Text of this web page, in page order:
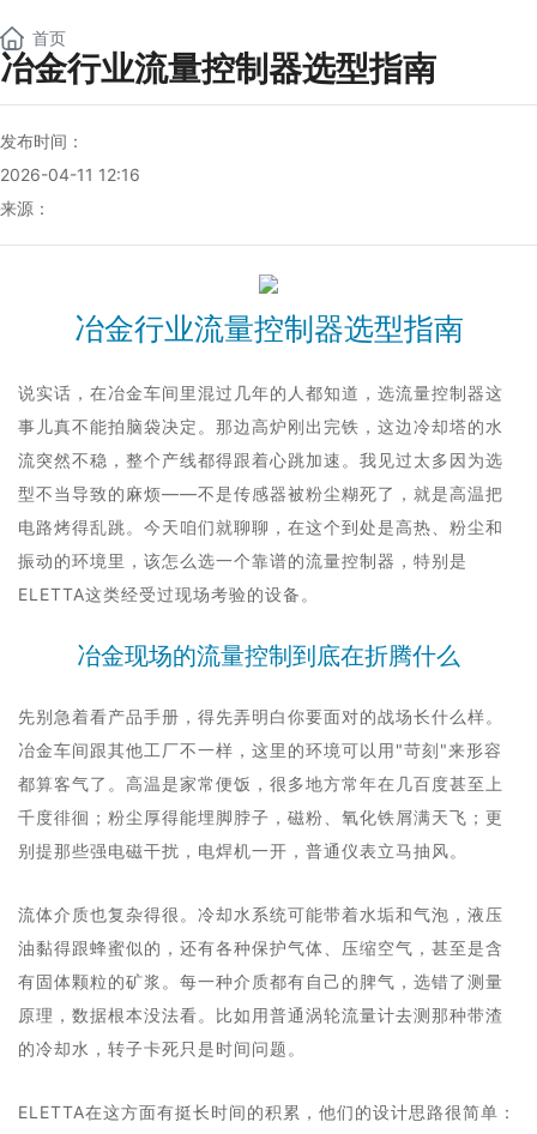
首页
冶金行业流量控制器选型指南
发布时间：
2026-04-11 12:16
来源：
冶金行业流量控制器选型指南
说实话，在冶金车间里混过几年的人都知道，选流量控制器这
事儿真不能拍脑袋决定。那边高炉刚出完铁，这边冷却塔的水
流突然不稳，整个产线都得跟着心跳加速。我见过太多因为选
型不当导致的麻烦——不是传感器被粉尘糊死了，就是高温把
电路烤得乱跳。今天咱们就聊聊，在这个到处是高热、粉尘和
振动的环境里，该怎么选一个靠谱的流量控制器，特别是
ELETTA这类经受过现场考验的设备。
冶金现场的流量控制到底在折腾什么
先别急着看产品手册，得先弄明白你要面对的战场长什么样。
冶金车间跟其他工厂不一样，这里的环境可以用"苛刻"来形容
都算客气了。高温是家常便饭，很多地方常年在几百度甚至上
千度徘徊；粉尘厚得能埋脚脖子，磁粉、氧化铁屑满天飞；更
别提那些强电磁干扰，电焊机一开，普通仪表立马抽风。
流体介质也复杂得很。冷却水系统可能带着水垢和气泡，液压
油黏得跟蜂蜜似的，还有各种保护气体、压缩空气，甚至是含
有固体颗粒的矿浆。每一种介质都有自己的脾气，选错了测量
原理，数据根本没法看。比如用普通涡轮流量计去测那种带渣
的冷却水，转子卡死只是时间问题。
ELETTA在这方面有挺长时间的积累，他们的设计思路很简单：